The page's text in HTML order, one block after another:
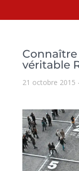
Connaître
véritable
21 octobre 2015